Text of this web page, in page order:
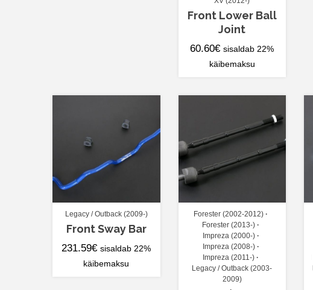
Front Lower Ball
Joint
60.60€ sisaldab 22%
käibemaksu
Legacy / Outback (2009-)
Front Sway Bar
231.59€ sisaldab 22%
käibemaksu
Forester (2002-2012)
Forester (2013-)
Impreza (2000-)
Impreza (2008-)
Impreza (2011-)
Legacy / Outback (2003-
2009)